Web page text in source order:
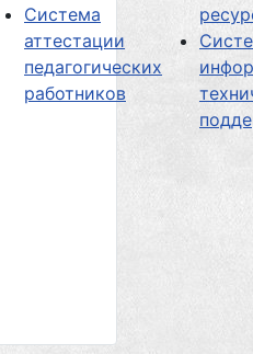
Система
аттестации
педагогических
работников